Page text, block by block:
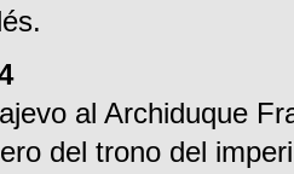
al Archiduque
del trono del